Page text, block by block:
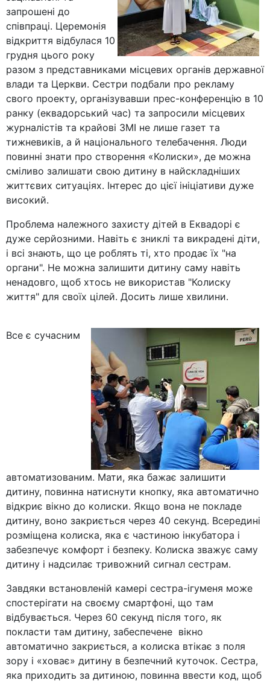
запрошені до
співпраці. Церемонія
відкриття відбулася 10
грудня цього року
разом з представниками місцевих органів державної
влади та Церкви. Сестри подбали про рекламу
свого проекту, організувавши прес-конференцію в 10
ранку (еквадорський час) та запросили місцевих
журналістів та крайові ЗМІ не лише газет та
тижневиків, а й національного телебачення. Люди
повинні знати про створення «Колиски», де можна
сміливо залишати свою дитину в найскладніших
життєвих ситуаціях. Інтерес до цієї ініціативи дуже
високий.
Проблема належного захисту дітей в Еквадорі є
дуже серйозними. Навіть є зниклі та викрадені діти,
і всі знають, що це роблять ті, хто продає їх "на
органи". Не можна залишити дитину саму навіть
ненадовго, щоб хтось не використав "Колиску
життя" для своїх цілей. Досить лише хвилини.
Все є сучасним
автоматизованим. Мати, яка бажає залишити
дитину, повинна натиснути кнопку, яка автоматично
відкриє вікно до колиски. Якщо вона не покладе
дитину, воно закриється через 40 секунд. Всередині
розміщена колиска, яка є частиною інкубатора і
забезпечує комфорт і безпеку. Колиска зважує саму
дитину і надсилає тривожний сигнал сестрам.
Завдяки встановленій камері сестра-ігуменя може
спостерігати на своєму смартфоні, що там
відбувається. Через 60 секунд після того, як
покласти там дитину, забеспечене вікно
автоматично закриється, а колиска втікає з поля
зору і «ховає» дитину в безпечний куточок. Сестра,
яка приходить за дитиною, повинна ввести код, щоб